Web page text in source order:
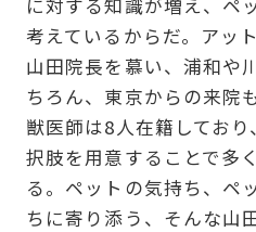
考えているからだ。アッ
山田院長を慕い、浦和や
ちろん、東京からの来院
獣医師は8人在籍してお
択肢を用意することで多
る。ペットの気持ち、ペ
ちに寄り添う、そんな山